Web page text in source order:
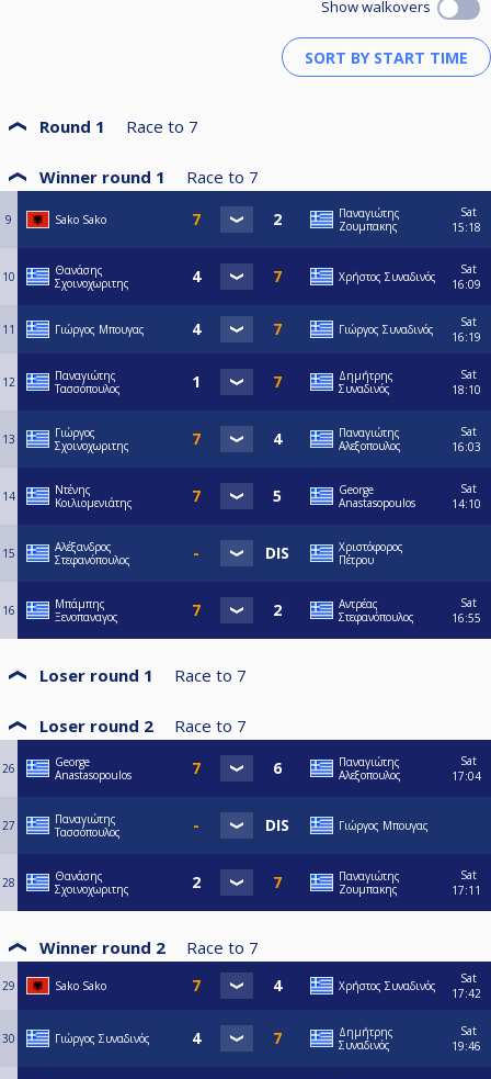
Show walkovers
Round 1 Race to 7
Winner round 1 Race to 7
9 Sako Sako
Παναγιώτης
Ζουμπακης
Sat
15:18
10
Θανάσης
Σχοινοχωριτης
Χρήστος Συναδινός
Sat
16:09
11 Γιώργος Μπουγας Γιώργος Συναδινός
Sat
16:19
12
Παναγιώτης
Τασσόπουλος
Δημήτρης
Συναδινός
Sat
18:10
13
Γιώργος
Σχοινοχωριτης
Παναγιώτης
Αλεξοπουλος
Sat
16:03
14
Ντένης
Κοιλιομενιάτης
George
Anastasopoulos
Sat
14:10
15
Αλέξανδρος
Στεφανόπουλος
Χριστόφορος
Πέτρου
16
Μπάμπης
Ξενοπαναγος
Αντρέας
Στεφανόπουλος
Sat
16:55
Loser round 1 Race to 7
Loser round 2 Race to 7
26
George
Anastasopoulos
Παναγιώτης
Αλεξοπουλος
Sat
17:04
27
Παναγιώτης
Τασσόπουλος
Γιώργος Μπουγας
28
Θανάσης
Σχοινοχωριτης
Παναγιώτης
Ζουμπακης
Sat
17:11
Winner round 2 Race to 7
29 Sako Sako Χρήστος Συναδινός
Sat
17:42
30 Γιώργος Συναδινός
Δημήτρης
Συναδινός
Sat
19:46